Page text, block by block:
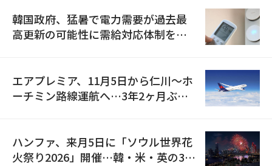
韓国政府、猛暑で電力需要が過去最
高更新の可能性に需給対応体制を点
エアプレミア、11月5日から仁川〜ホ
ーチミン路線運航へ…3年2ヶ月ぶり
ハンファ、来月5日に「ソウル世界花
火祭り2026」開催…韓・米・英の3カ